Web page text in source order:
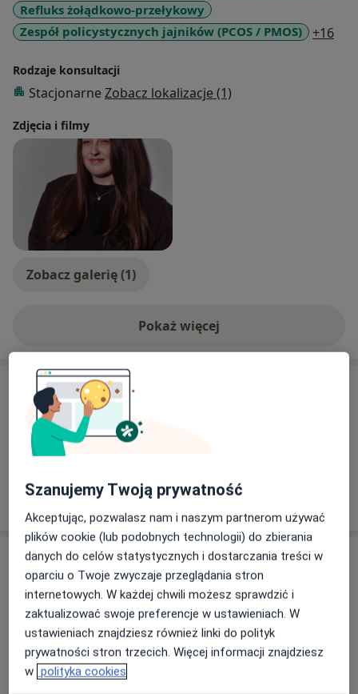
Refluks żołądkowo-przełykowy
Zespół policystycznych jajników (PCOS / PMOS)
+16
Rodzaje konsultacji
Stacjonarne Zobacz lokalizacje (1)
Zdjęcia i filmy
Zobacz galerię (1)
Pokaż więcejo doświadczeniu
Usługi i ceny
Konsultacja dietetyczna
250 zł Szczegóły
W jaki sposób ustalane są ceny?
Adres
Art Clinik Sp. z o.o.
Krakowska 39, Stare Miasto, 31-062Kraków
Szanujemy Twoją prywatność
Akceptując, pozwalasz nam i naszym partnerom używać
plików cookie (lub podobnych technologii) do zbierania
danych do celów statystycznych i dostarczania treści w
oparciu o Twoje zwyczaje przeglądania stron
internetowych. W każdej chwili możesz sprawdzić i
zaktualizować swoje preferencje w ustawieniach. W
ustawieniach znajdziesz również linki do polityk
prywatności stron trzecich. Więcej informacji znajdziesz
w polityka cookies